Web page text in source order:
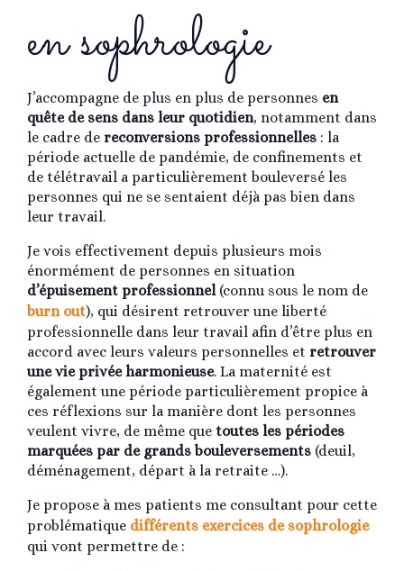
en sophrologie
J’accompagne de plus en plus de personnes en
quête de sens dans leur quotidien, notamment dans
le cadre de reconversions professionnelles : la
période actuelle de pandémie, de confinements et
de télétravail a particulièrement bouleversé les
personnes qui ne se sentaient déjà pas bien dans
leur travail.
Je vois effectivement depuis plusieurs mois
énormément de personnes en situation
d’épuisement professionnel(connu sous le nom de
burn out), qui désirent retrouver une liberté
professionnelle dans leur travail afin d’être plus en
accord avec leurs valeurs personnelles et retrouver
une vie privée harmonieuse. La maternité est
également une période particulièrement propice à
ces réflexions sur la manière dont les personnes
veulent vivre, de même que toutes les périodes
marquées par de grands bouleversements (deuil,
déménagement, départ à la retraite …).
Je propose à mes patients me consultant pour cette
problématique différents exercices de sophrologie
qui vont permettre de :